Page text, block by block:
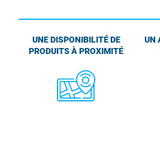
UNE DISPONIBILITÉ DE
PRODUITS À PROXIMITÉ
UN